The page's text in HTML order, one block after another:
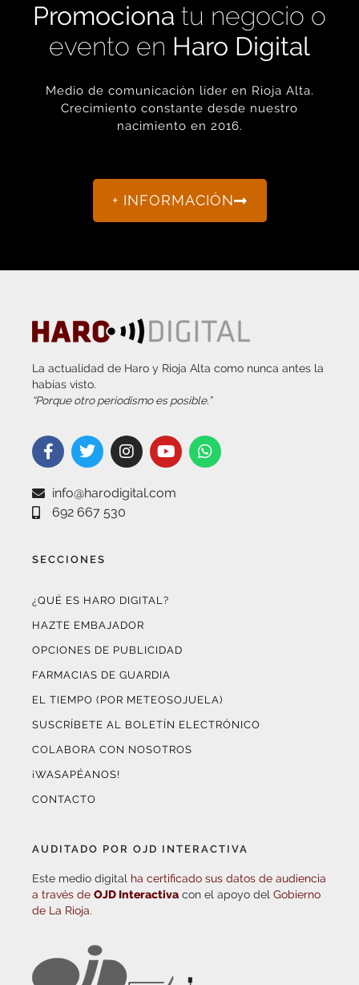
Promociona tu negocio o
evento en Haro Digital
Medio de comunicación líder en Rioja Alta.
Crecimiento constante desde nuestro
nacimiento en 2016.
+ INFORMACIÓN
La actualidad de Haro y Rioja Alta como nunca antes la
habías visto.
“Porque otro periodismo es posible.”
info@harodigital.com
692 667 530
SECCIONES
¿QUÉ ES HARO DIGITAL?
HAZTE EMBAJADOR
OPCIONES DE PUBLICIDAD
FARMACIAS DE GUARDIA
EL TIEMPO (POR METEOSOJUELA)
SUSCRÍBETE AL BOLETÍN ELECTRÓNICO
COLABORA CON NOSOTROS
¡WASAPÉANOS!
CONTACTO
AUDITADO POR OJD INTERACTIVA
Este medio digital ha certificado sus datos de audiencia
a través de OJD Interactiva con el apoyo del Gobierno
de La Rioja.